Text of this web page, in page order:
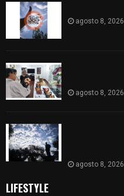
agosto 8, 2026
agosto 8, 2026
agosto 8, 2026
LIFESTYLE